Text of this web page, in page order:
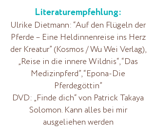
Literaturempfehlung:
Ulrike Dietmann: “Auf den Flügeln der
Pferde – Eine Heldinnenreise ins Herz
der Kreatur” (Kosmos / Wu Wei Verlag),
„Reise in die innere Wildnis“, “Das
Medizinpferd”, “Epona-Die
Pferdegöttin”
DVD: „Finde dich“ von Patrick Takaya
Solomon. Kann alles bei mir
ausgeliehen werden